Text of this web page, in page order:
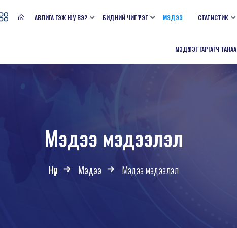
АВЛИГА ГЭЖ ЮУ ВЭ? БИДНИЙ ЧИГ ҮҮРЭГ МЭДЭЭ СТАТИСТИК
МЭДҮҮЛЭГ ГАРГАГЧ ТАНАА
Мэдээ мэдээлэл
Нүүр Мэдээ Мэдээ мэдээлэл